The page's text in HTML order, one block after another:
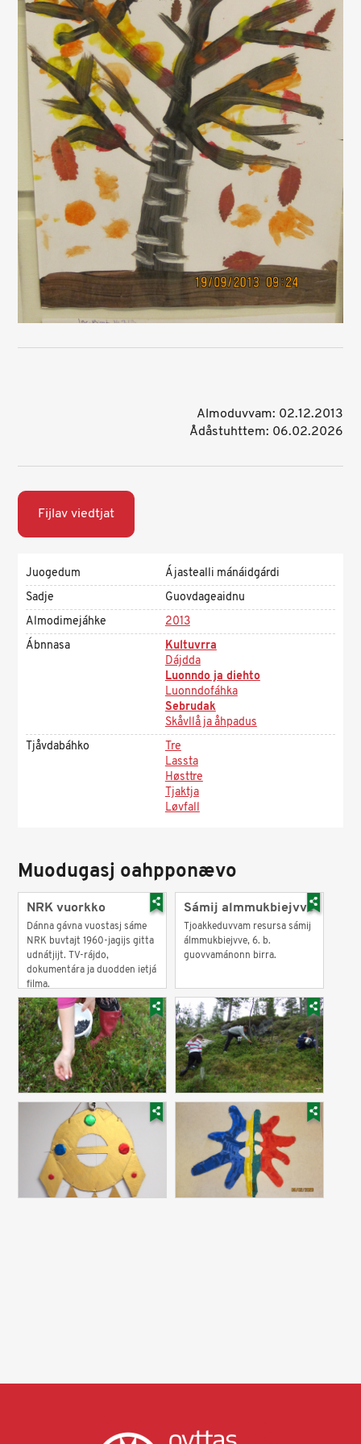
Almoduvvam: 02.12.2013
Ådåstuhttem: 06.02.2026
Fijlav viedtjat
Juogedum
Ájastealli mánáidgárdi
Sadje
Guovdageaidnu
Almodimejáhke
2013
Ábnnasa
Kultuvrra
Dájdda
Luonndo ja diehto
Luonndofáhka
Sebrudak
Skåvllå ja åhpadus
Tjåvdabáhko
Tre
Lassta
Høsttre
Tjaktja
Løvfall
Muodugasj oahpponævo
NRK vuorkko
Dánna gávna vuostasj sáme
NRK buvtajt 1960-jagijs gitta
udnátjijt. TV-rájdo,
dokumentára ja duodden ietjá
filma.
Sámij almmukbiejvve
Tjoakkeduvvam resursa sámij
álmmukbiejvve, 6. b.
guovvamánonn birra.